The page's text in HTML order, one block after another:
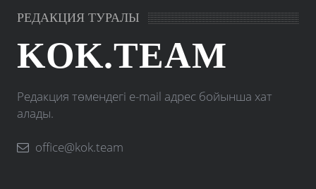
РЕДАКЦИЯ ТУРАЛЫ
KOK.TEAM
Редакция төмендегі e-mail адрес бойынша хат
алады.
office@kok.team